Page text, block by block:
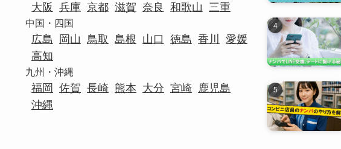
大阪 兵庫 京都 滋賀 奈良 和歌山 三重
中国・四国
広島 岡山 鳥取 島根 山口 徳島 香川
愛媛
高知
九州・沖縄
福岡 佐賀 長崎 熊本 大分 宮崎 鹿児島
沖縄